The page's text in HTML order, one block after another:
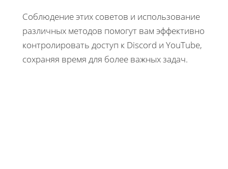
Соблюдение этих советов и использование
различных методов помогут вам эффективно
контролировать доступ к Discord и YouTube,
сохраняя время для более важных задач.